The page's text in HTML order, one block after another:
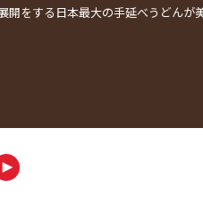
をする日本最大の手延べうどんが